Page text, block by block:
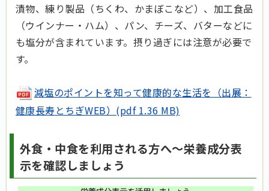
漬物、練り製品（ちくわ、かまぼこなど）、加工食品
（ウインナー・ハム）、パン、チーズ、バターなどに
も塩分が含まれています。摂り過ぎには注意が必要で
す。
減塩のポイントを知って健康的な生活を（出展：
健康長寿とちぎWEB）(pdf 1.36 MB)
外食・中食を利用される方へ～栄養成分表
示を確認しましょう